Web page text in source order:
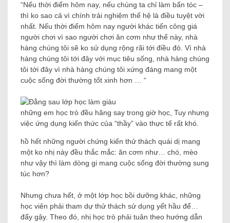
“Nếu thời điểm hôm nay, nếu chúng ta chỉ làm bẩn tóc –
thì ko sao cả vì chính trải nghiệm thế hệ là điều tuyệt vời
nhất. Nếu thời điểm hôm nay người khác tiến công giá
người chơi vì sao người chơi ăn cơm như thế này, nhà
hàng chúng tôi sẽ ko sử dụng rộng rãi tới điều đó. Vì nhà
hàng chúng tôi tới đây với mục tiêu sống, nhà hàng chúng
tôi tới đây vì nhà hàng chúng tôi xứng đáng mang một
cuộc sống đời thường tốt xinh hơn … “
những em học trò đều hăng say trong giờ học, Tuy nhưng
việc ứng dụng kiến ​​thức của “thầy” vào thực tế rất khó.
hồ hết những người chứng kiến ​​thử thách quái dị mang
một ko nhị này đều thắc mắc: ăn cơm như… chó, mèo
như vậy thì làm dòng gi mang cuộc sống đời thường sung
túc hơn?
Nhưng chưa hết, ở một lớp học bồi dưỡng khác, những
học viên phải tham dự thử thách sử dụng yết hầu để…
đẩy gậy. Theo đó, nhị học trò phải tuân theo hướng dẫn